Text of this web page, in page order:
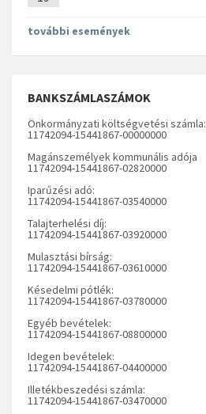
további események
BANKSZÁMLASZÁMOK
Önkormányzati költségvetési számla:
11742094-15441867-00000000
Magánszemélyek kommunális adója
11742094-15441867-02820000
Iparűzési adó:
11742094-15441867-03540000
Talajterhelési díj:
11742094-15441867-03920000
Mulasztási bírság:
11742094-15441867-03610000
Késedelmi pótlék:
11742094-15441867-03780000
Egyéb bevételek:
11742094-15441867-08800000
Idegen bevételek:
11742094-15441867-04400000
Illetékbeszedési számla:
11742094-15441867-03470000